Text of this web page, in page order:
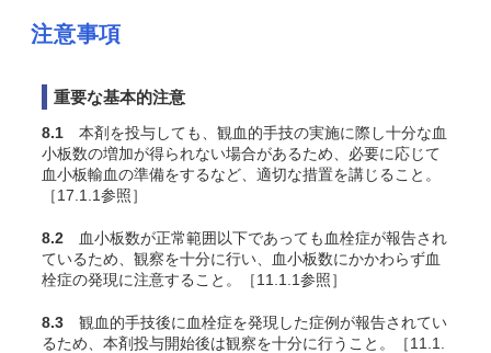
注意事項
重要な基本的注意
8.1 本剤を投与しても、観血的手技の実施に際し十分な血
小板数の増加が得られない場合があるため、必要に応じて
血小板輸血の準備をするなど、適切な措置を講じること。
［17.1.1参照］
8.2 血小板数が正常範囲以下であっても血栓症が報告され
ているため、観察を十分に行い、血小板数にかかわらず血
栓症の発現に注意すること。［11.1.1参照］
8.3 観血的手技後に血栓症を発現した症例が報告されてい
るため、本剤投与開始後は観察を十分に行うこと。［11.1.